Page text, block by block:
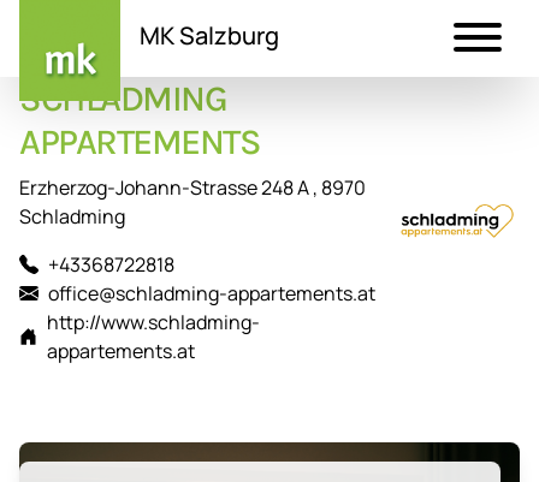
zum
Inhalt
MK Salzburg
SCHLADMING
APPARTEMENTS
Erzherzog-Johann-Strasse 248 A , 8970
Schladming
+43368722818
office@schladming-appartements.at
http://www.schladming-
appartements.at